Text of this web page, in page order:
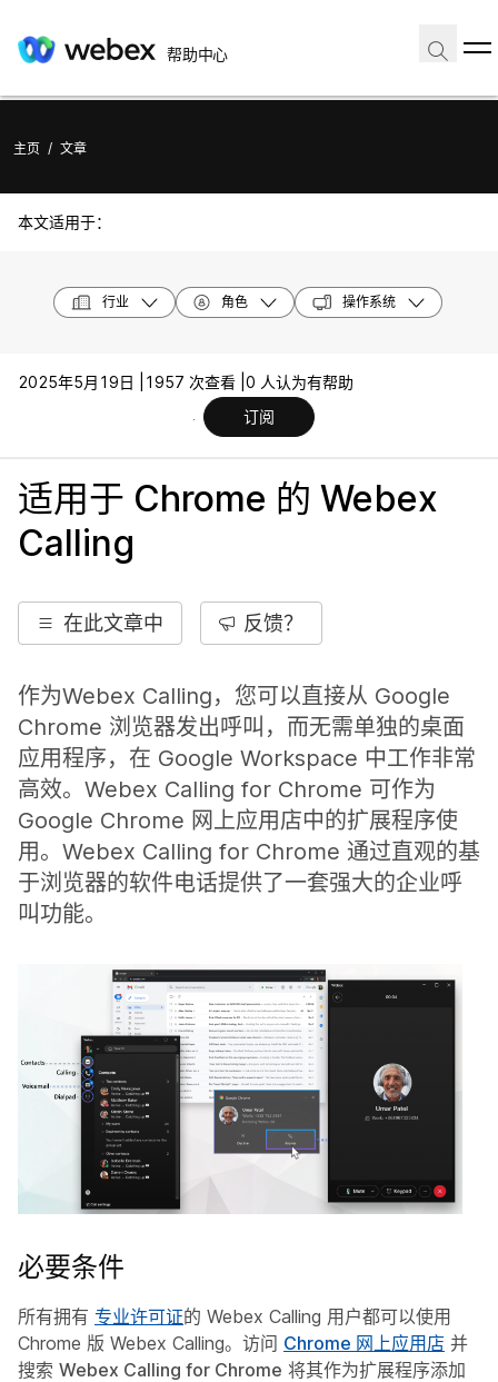
帮助中心
主页 / 文章
本文适用于：
行业 角色 操作系统
2025年5月19日 | 1957 次查看 | 0 人认为有帮助
订阅
适用于 Chrome 的 Webex
Calling
在此文章中 反馈？
作为Webex Calling，您可以直接从 Google
Chrome 浏览器发出呼叫，而无需单独的桌面
应用程序，在 Google Workspace 中工作非常
高效。Webex Calling for Chrome 可作为
Google Chrome 网上应用店中的扩展程序使
用。Webex Calling for Chrome 通过直观的基
于浏览器的软件电话提供了一套强大的企业呼
叫功能。
必要条件
所有拥有 专业许可证的 Webex Calling 用户都可以使用
Chrome 版 Webex Calling。访问 Chrome 网上应用店 并
搜索 Webex Calling for Chrome 将其作为扩展程序添加